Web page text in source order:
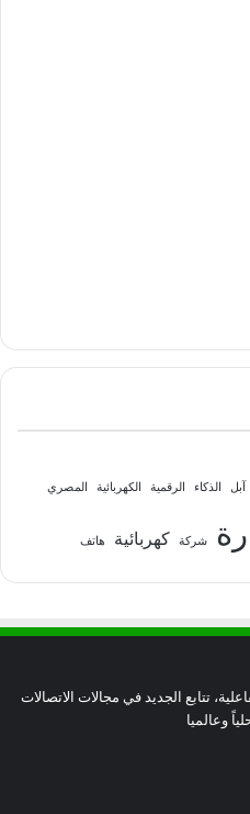
آبل الذكاء الرقمية الكهربائية المصري
شركة كهربائية هاتف
تتابع الجديد في مجالات الاتصالات
وعالميا